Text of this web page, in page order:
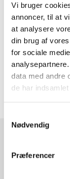
Vi bruger
annoncer, til at
at analysere
din brug af
for sociale
data med andre
de har
Nødvendig
Præferencer
lak der
bebiholder den
Vores rammer i
bejdse eller
peronsligt præg.
Som noget
massiv egetræ
men også
Rammeshoppen